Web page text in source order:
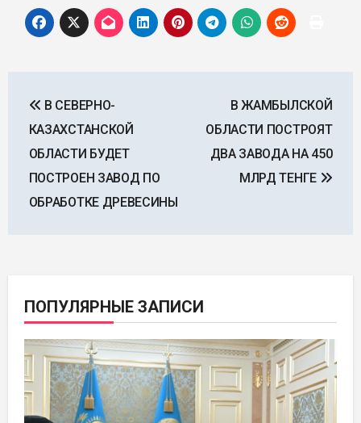
по
записям
В СЕВЕРНО-
КАЗАХСТАНСКОЙ
ОБЛАСТИ БУДЕТ
ПОСТРОЕН ЗАВОД ПО
ОБРАБОТКЕ ДРЕВЕСИНЫ
В ЖАМБЫЛСКОЙ
ОБЛАСТИ ПОСТРОЯТ
ДВА ЗАВОДА НА 450
МЛРД ТЕНГЕ
ПОПУЛЯРНЫЕ ЗАПИСИ